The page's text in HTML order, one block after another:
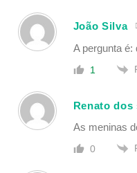
João Silva
A pergunta é:
1
Renato dos
As meninas
0